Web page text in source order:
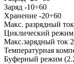
Заряд -10÷60
Хранение -20÷60
Макс. разрядный
Циклический
Макс.зарядный ток
Температурная
Буферный режим